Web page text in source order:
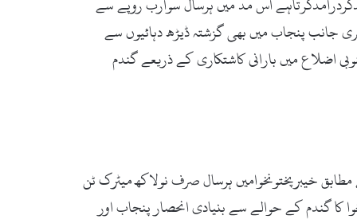
جبکہ باقی80فیصدبیرون دنیا یاپنجاب سے خریدکردرآمدکرتاہے اس مد میں ہرسال سوارب روپے سے
جانب پنجاب میں بھی گزشتہ ڈیڑھ دہائیوں سے
اضلاع میں بارانی کاشتکاری کے ذریعے گندم
بن جاتی ہے محکمہ خوراک کے مطابق خیبرپختونخوامیں ہرسال صرف نولاکھ میٹرک ٹن
۔خیبرپختونخوا کا گندم کے حوالے سے بنیادی انحصار پنجاب اور